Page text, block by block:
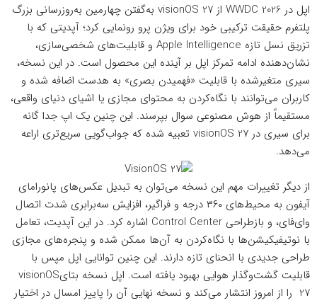
اپل در WWDC 2026 از visionOS 27 به‌گفتن چهارمین به‌روزرسانی بزرگ
پلتفرم حقیقت ترکیبی خود برای ویژن پرو رونمایی کرد؛ آپدیتی که با
تزریق نسل تازه Apple Intelligence و قابلیت‌های شخصی‌سازی،
نشان‌دهنده ادامه تمرکز اپل بر آینده این محصول است. در این نسخه،
سیری متغیرشده با قابلیت «فهمیدن بصری» به هدست اضافه شده و
کاربران می‌توانند با نگاه‌کردن به محتوای مجازی یا اشیای دنیای واقعی،
مستقیماً از هوش مصنوعی سوال بپرسند. این چنین یک اپ جدا گانه
برای سیری در visionOS 27 تعبیه شده که جواب‌گویی سریع‌تری اراعه
می‌دهد.
از دیگر تغییرات مهم این نسخه می‌توان به تبدیل عکس‌های پانورامای
آیفون به محیط‌های ۳۶۰ درجه و فراگیر، افزایش سه‌برابری شدت اتصال
وای‌فای، و بازطراحی Control Center اشاره کرد. در این آپدیت، تعامل
با نوتیفیکیشن‌ها با نگاه‌کردن به آن‌ها ممکن شده و پنجره‌های مجازی
طراحی جدیدی با انحنای تازه دارند. این چنین توانایی اپل مپس با
قابلیت گشت‌وگذار هوایی بهبود یافته است. اپل نسخه بتایvisionOS
27 را از امروز انتشار می‌کند و نسخه نهایی آن را پاییز امسال در اختیار